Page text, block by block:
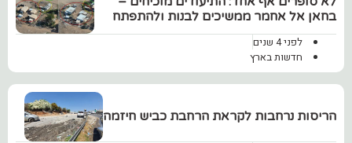
בחאן אל אחמר ממשיכים לבנות ולהתפתח
לפני 4 שנים
חדשות בארץ
הריסות נרחבות לקראת הרחבת כביש חיזמה